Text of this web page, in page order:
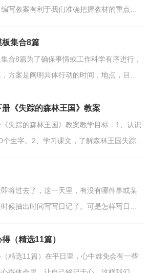
写教案有利于我们准确把握教材的重点与
集合8篇
合8篇为了确保事情或工作科学有序进行，
方案是阐明具体行动的时间，地点，目
《失踪的森林王国》教案
失踪的森林王国》教案教学目标：1、认识
生字。2、学习课文，了解森林王国失踪的
将过去了，这一天里，有没有哪件事或某
候抽出时间写写日记了。可是怎样写日记
（精选11篇）
精选11篇）在平日里，心中难免会有一些